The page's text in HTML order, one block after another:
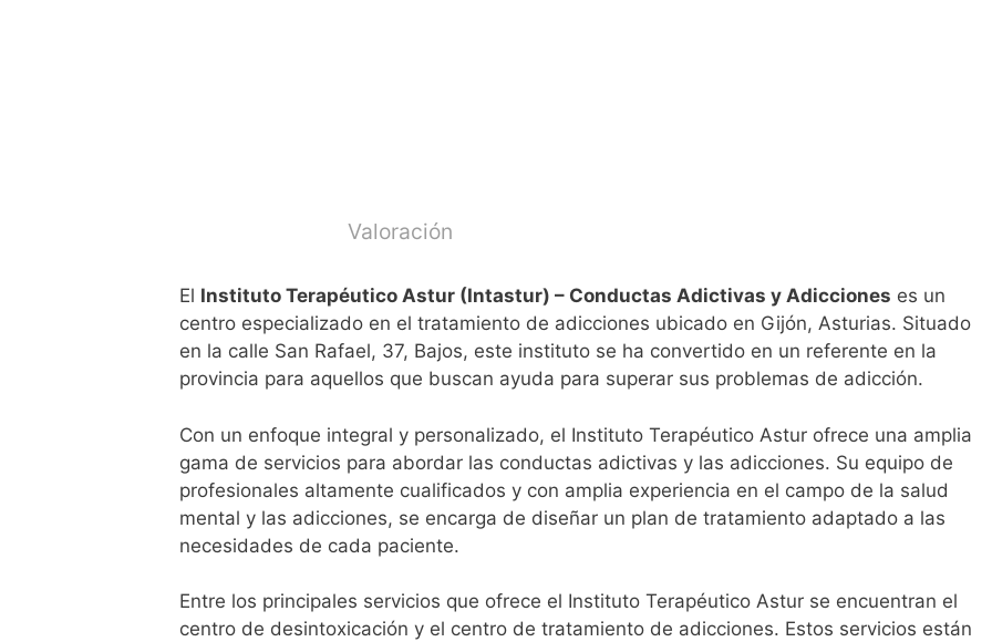
Valoración
El Instituto Terapéutico Astur (Intastur) – Conductas Adictivas y Adicciones es un
centro especializado en el tratamiento de adicciones ubicado en Gijón, Asturias. Situado
en la calle San Rafael, 37, Bajos, este instituto se ha convertido en un referente en la
provincia para aquellos que buscan ayuda para superar sus problemas de adicción.
Con un enfoque integral y personalizado, el Instituto Terapéutico Astur ofrece una amplia
gama de servicios para abordar las conductas adictivas y las adicciones. Su equipo de
profesionales altamente cualificados y con amplia experiencia en el campo de la salud
mental y las adicciones, se encarga de diseñar un plan de tratamiento adaptado a las
necesidades de cada paciente.
Entre los principales servicios que ofrece el Instituto Terapéutico Astur se encuentran el
centro de desintoxicación y el centro de tratamiento de adicciones. Estos servicios están